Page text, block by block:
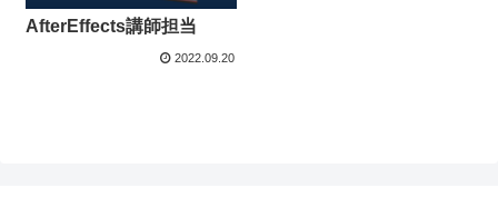
AfterEffects講師担当
2022.09.20